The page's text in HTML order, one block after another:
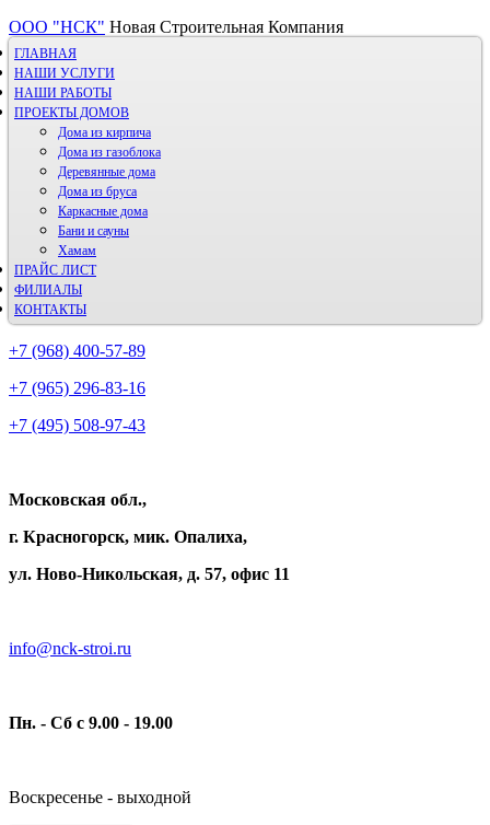
ООО "НСК" Новая Строительная Компания
ГЛАВНАЯ
НАШИ УСЛУГИ
НАШИ РАБОТЫ
ПРОЕКТЫ ДОМОВ
Дома из кирпича
Дома из газoблока
Деревянные дома
Дома из бруса
Каркасные дома
Бани и сауны
Хамам
ПРАЙС ЛИСТ
ФИЛИАЛЫ
КОНТАКТЫ
+7 (968) 400-57-89
+7 (965) 296-83-16
+7 (495) 508-97-43
Московская обл.,
г. Красногорск, мик. Опалиха,
ул. Ново-Никольская, д. 57, офис 11
info@nck-stroi.ru
Пн. - Сб с 9.00 - 19.00
Воскресенье - выходной